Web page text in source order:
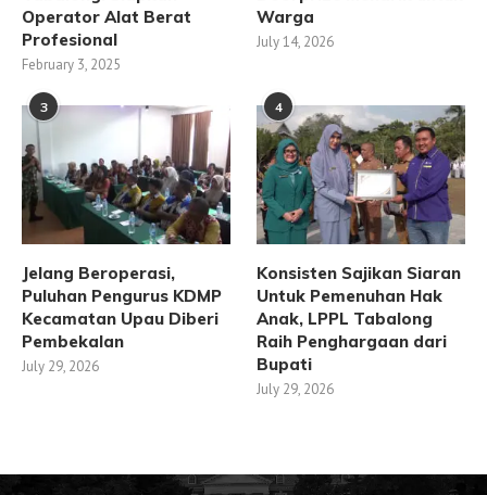
Operator Alat Berat
Profesional
February 3, 2025
Warga
July 14, 2026
3
Jelang Beroperasi,
Puluhan Pengurus KDMP
Kecamatan Upau Diberi
Pembekalan
July 29, 2026
4
Konsisten Sajikan Siaran
Untuk Pemenuhan Hak
Anak, LPPL Tabalong
Raih Penghargaan dari
Bupati
July 29, 2026